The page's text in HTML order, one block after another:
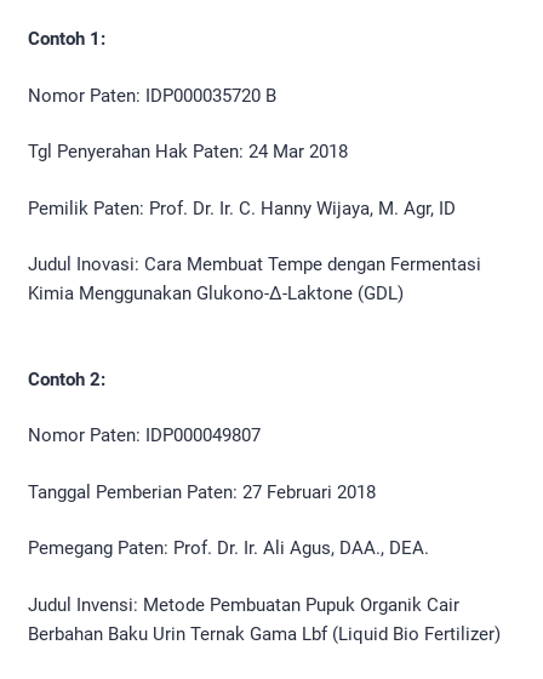
Contoh 1:
Nomor Paten: IDP000035720 B
Tgl Penyerahan Hak Paten: 24 Mar 2018
Pemilik Paten: Prof. Dr. Ir. C. Hanny Wijaya, M. Agr, ID
Judul Inovasi: Cara Membuat Tempe dengan Fermentasi
Kimia Menggunakan Glukono-Δ-Laktone (GDL)
Contoh 2:
Nomor Paten: IDP000049807
Tanggal Pemberian Paten: 27 Februari 2018
Pemegang Paten: Prof. Dr. Ir. Ali Agus, DAA., DEA.
Judul Invensi: Metode Pembuatan Pupuk Organik Cair
Berbahan Baku Urin Ternak Gama Lbf (Liquid Bio Fertilizer)